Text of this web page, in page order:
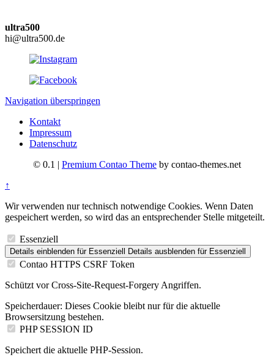
ultra500
hi@ultra500.de
Navigation überspringen
Kontakt
Impressum
Datenschutz
© 0.1 | Premium Contao Theme by contao-themes.net
↑
Wir verwenden nur technisch notwendige Cookies. Wenn Daten
gespeichert werden, so wird das an entsprechender Stelle mitgeteilt.
Essenziell
Details einblenden für Essenziell Details ausblenden für Essenziell
Contao HTTPS CSRF Token
Schützt vor Cross-Site-Request-Forgery Angriffen.
Speicherdauer: Dieses Cookie bleibt nur für die aktuelle
Browsersitzung bestehen.
PHP SESSION ID
Speichert die aktuelle PHP-Session.